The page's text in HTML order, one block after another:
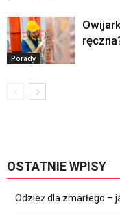
Porady
OSTATNIE WPISY
Odzież dla zmarłego –